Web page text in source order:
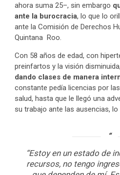
ahora suma 25–, sin embargo
ante la burocracia, lo que lo
ante la Comisión de Derechos
Quintana Roo.
Con 58 años de edad, con
preinfartos y la visión
dando clases de manera
constante pedía licencias por
salud, hasta que le llegó una
su trabajo ante las ausencias, lo
“Estoy en un estado de
recursos, no tengo